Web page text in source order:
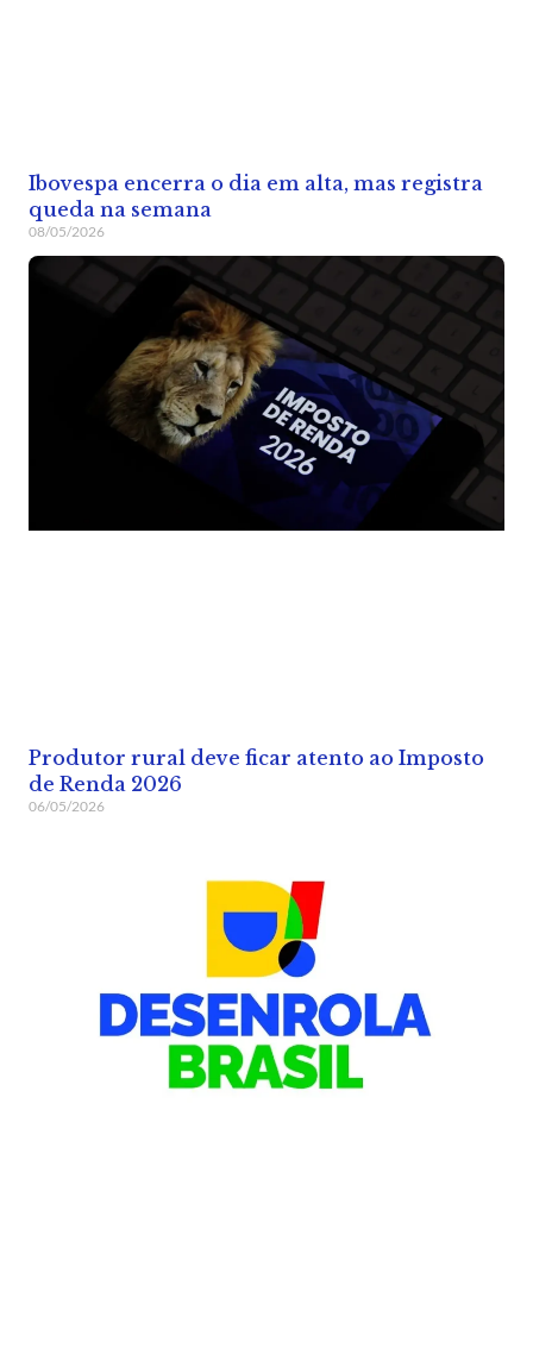
Ibovespa encerra o dia em alta, mas registra
queda na semana
08/05/2026
Produtor rural deve ficar atento ao Imposto
de Renda 2026
06/05/2026